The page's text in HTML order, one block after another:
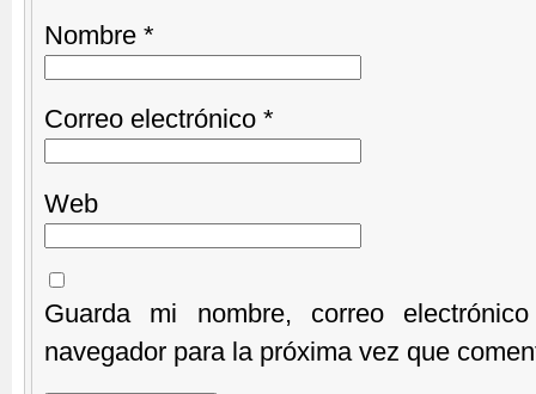
Nombre *
Correo electrónico *
Web
Guarda mi nombre, correo
navegador para la próxima vez que